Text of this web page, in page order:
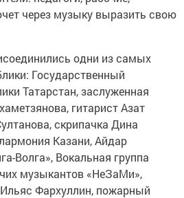
через музыку выразить свою
одни из самых
Государственный
Татарстан, заслуженная
гитарист Азат
скрипачка Дина
Казани, Айдар
Волга», Вокальная группа
музыкантов «НеЗаМи»,
Фархуллин, пожарный